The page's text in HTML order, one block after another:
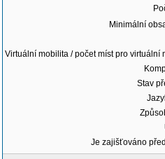
Minimální
Virtuální mobilita / počet míst pro virtuální
Stav
Je zajišťováno